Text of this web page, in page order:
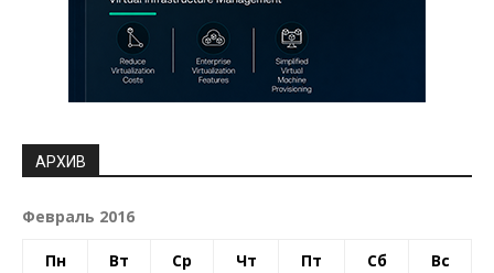
АРХИВ
Февраль 2016
Пн Вт Ср Чт Пт Сб Вс